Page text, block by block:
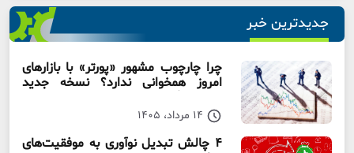
جدیدترین خبر
چرا چارچوب مشهور «پورتر» با بازارهای
امروز همخوانی ندارد؟ نسخه جدید
14 مرداد، 1405
۴ چالش تبدیل نوآوری به موفقیت‌های